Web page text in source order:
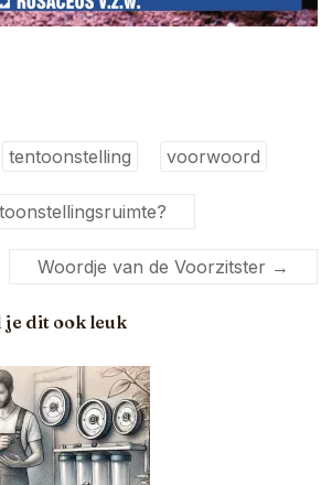
tentoonstelling voorwoord
Woordje van de Voorzitster →
dit ook leuk